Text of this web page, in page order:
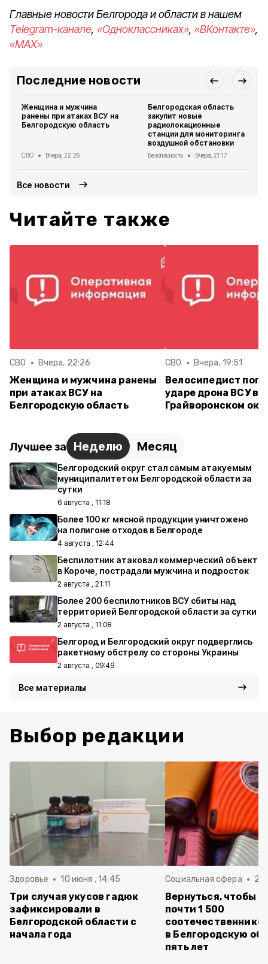
Главные новости Белгорода и области в нашем
Telegram-канале, «Одноклассниках», «ВКонтакте»,
«MAX»
Последние новости
Женщина и мужчина
ранены при атаках ВСУ на
Белгородскую область
СВО Вчера, 22:26
Белгородская область
закупит новые
радиолокационные
станции для мониторинга
воздушной обстановки
Безопасность Вчера, 21:17
Все новости
Читайте также
СВО Вчера, 22:26
Женщина и мужчина ранены
при атаках ВСУ на
Белгородскую область
СВО Вчера, 19:51
Велосипедист
ударе дрона ВСУ в
Грайворонском
Лучшее за Неделю Месяц
Белгородский округ стал самым атакуемым
муниципалитетом Белгородской области за
сутки
6 августа , 11:18
Более 100 кг мясной продукции уничтожено
на полигоне отходов в Белгороде
4 августа , 12:44
Беспилотник атаковал коммерческий объект
в Короче, пострадали мужчина и подросток
2 августа , 21:11
Более 200 беспилотников ВСУ сбиты над
территорией Белгородской области за сутки
2 августа , 11:08
Белгород и Белгородский округ подверглись
ракетному обстрелу со стороны Украины
2 августа , 09:49
Все материалы
Выбор редакции
Здоровье 10 июня , 14:45
Три случая укусов гадюк
зафиксировали в
Белгородской области с
начала года
Социальная сфера 20
Вернуться, чтобы
почти 1 500
в Белгородскую
пять лет